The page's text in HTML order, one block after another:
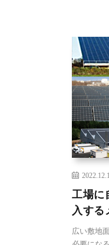
工場に
入する
広い敷地